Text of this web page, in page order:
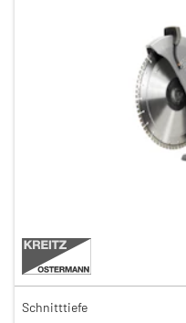
36,00 €
Schnitttiefe